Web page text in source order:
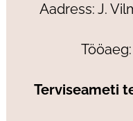
Aadress: J.
Terviseameti